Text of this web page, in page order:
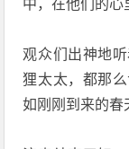
中，在他们的
观众们出神地
狸太太，都那
如刚刚到来的